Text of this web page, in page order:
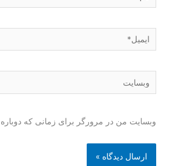
وبسایت من در مرورگر برای زمانی که